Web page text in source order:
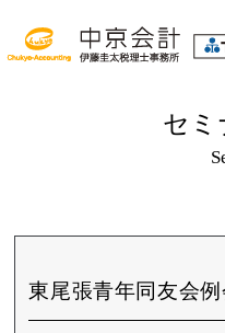
セミ
東尾張青年同友会例